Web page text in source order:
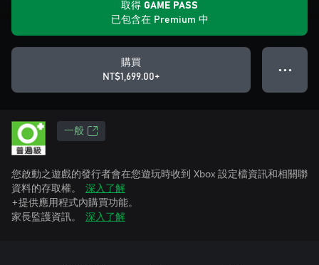
取得 GAME PASS
已包含在 Premium 中
購買
NT$1,699.00+
● ● ●
一般
您啟動之遊戲的發行者會在您遊玩時收到 Xbox 設定檔資訊和相關聯
資料的存取權。
深入了解
+提供應用程式內購買功能。
家長監護資訊。
深入了解